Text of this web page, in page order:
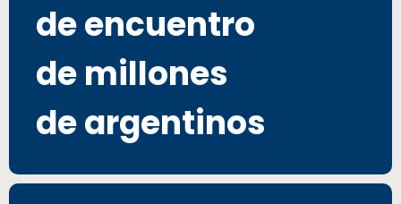
de encuentro
de millones
de argentinos